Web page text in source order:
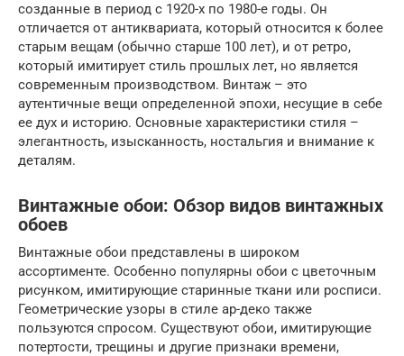
созданные в период с 1920-х по 1980-е годы. Он
отличается от антиквариата, который относится к более
старым вещам (обычно старше 100 лет), и от ретро,
который имитирует стиль прошлых лет, но является
современным производством. Винтаж – это
аутентичные вещи определенной эпохи, несущие в себе
ее дух и историю. Основные характеристики стиля –
элегантность, изысканность, ностальгия и внимание к
деталям.
Винтажные обои: Обзор видов винтажных
обоев
Винтажные обои представлены в широком
ассортименте. Особенно популярны обои с цветочным
рисунком, имитирующие старинные ткани или росписи.
Геометрические узоры в стиле ар-деко также
пользуются спросом. Существуют обои, имитирующие
потертости, трещины и другие признаки времени,